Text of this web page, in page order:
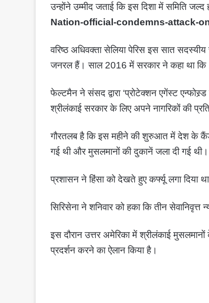
उन्होंने उम्मीद जताई कि इस दिशा में समिति जल्द
Nation-official-condemns-attack-
वरिष्ठ अधिवक्ता सेलिया पेरिस इस सात
जनरल हैं। साल 2016 में सरकार ने कहा था
फेल्टमैन ने संसद द्वारा ‘प्रोटेक्शन एगेंस्ट
श्रीलंकाई सरकार के लिए अपने नागरिकों की
गौरतलब है कि इस महीने की शुरुआत में देश के
गई थी और मुसलमानों की दुकानें जला दी गई थी।
प्रशासन ने हिंसा को देखते हुए कर्फ्यू लगा दिया
सिरिसेना ने शनिवार को हका कि तीन सेवानिवृत्त
इस दौरान उत्तर अमेरिका में श्रीलंकाई
प्रदर्शन करने का ऐलान किया है।